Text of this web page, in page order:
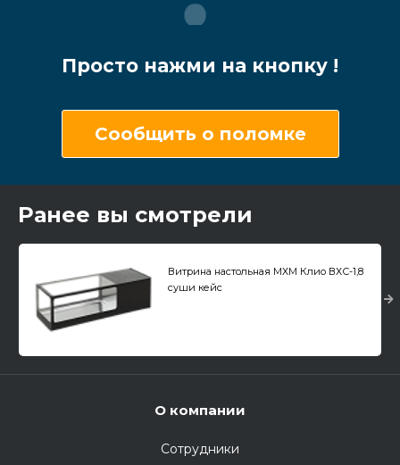
Просто нажми на кнопку !
Сообщить о поломке
Ранее вы смотрели
Витрина настольная МХМ Клио ВХС-1,8
суши кейс
О компании
Сотрудники